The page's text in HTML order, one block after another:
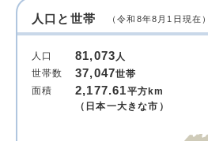
人口と世帯 （令和8年8月1日現在）
人口 81,073人
世帯数
37,047世帯
面積
2,177.61平方km
（日本一大きな市）